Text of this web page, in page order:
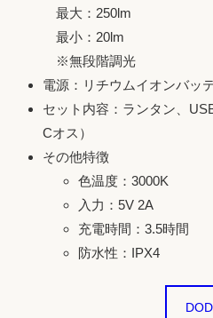
最大：250lm
最小：20lm
※無段階調光
電源：リチウムイオンバッ
セット内容：ランタン、
Cオス）
その他特徴
色温度：3000K
入力：5V 2A
充電時間：3.5時間
防水性：IPX4
DOD